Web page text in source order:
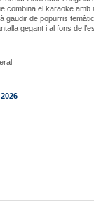
combina el karaoke
gaudir de popurris
gegant i al fons de